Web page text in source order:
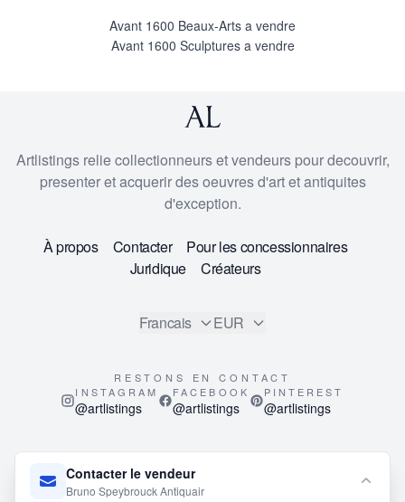
Contacter le vendeur
Bruno Speybrouck Antiquair
Avant 1600 Beaux-Arts a vendre
Avant 1600 Sculptures a vendre
Artlistings relie collectionneurs et vendeurs pour decouvrir,
presenter et acquerir des oeuvres d'art et antiquites
d'exception.
À propos Contacter
Pour les concessionnaires
Juridique
Créateurs
Francais EUR
RESTONS EN CONTACT
INSTAGRAM
@artlistings
FACEBOOK
@artlistings
PINTEREST
@artlistings
© 2026ArtListings™. All Rights Reserved.
This site is protected by reCAPTCHA and the Google
Privacy